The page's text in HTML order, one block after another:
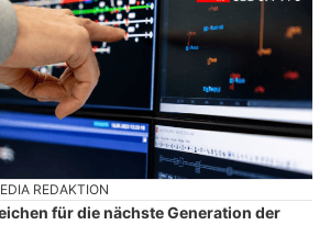
REDAKTION
für die nächste Generation der